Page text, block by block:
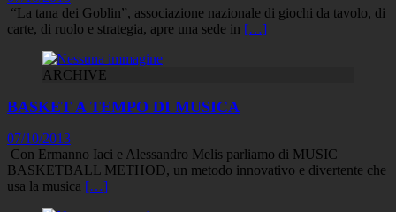
“La tana dei Goblin”, associazione nazionale di giochi da tavolo, di
carte, di ruolo e strategia, apre una sede in […]
ARCHIVE
BASKET A TEMPO DI MUSICA
07/10/2013
Con Ermanno Iaci e Alessandro Melis parliamo di MUSIC
BASKETBALL METHOD, un metodo innovativo e divertente che
usa la musica […]